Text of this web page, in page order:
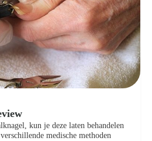
kun je deze laten behandelen
medische methoden